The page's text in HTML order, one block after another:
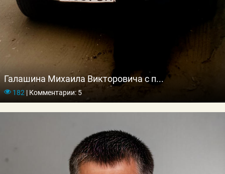
Галашина Михаила Викторовича с п...
182 |Комментарии: 5